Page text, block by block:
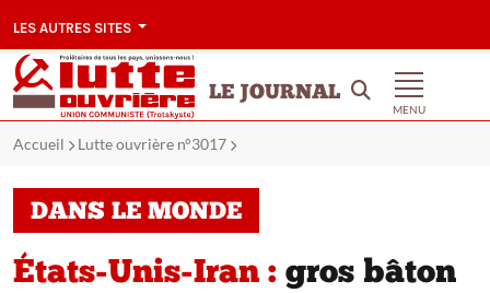
LES AUTRES SITES
LE JOURNAL
MENU
Accueil Lutte ouvrière n°3017
DANS LE MONDE
États-Unis-Iran : gros bâton